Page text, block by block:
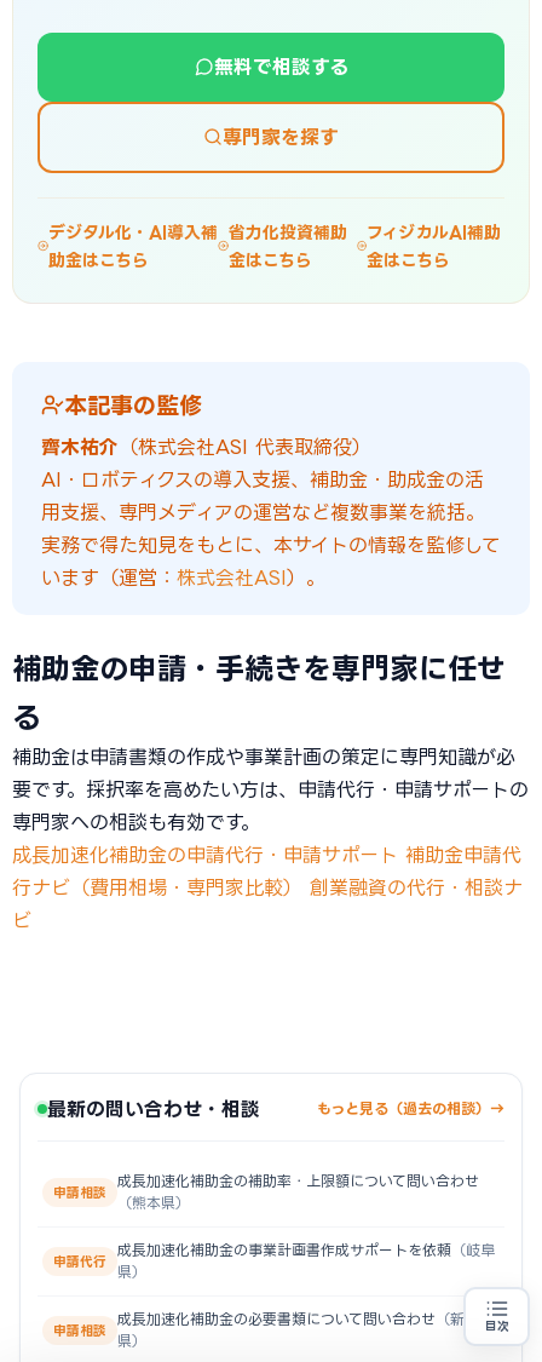
無料で相談する
専門家を探す
デジタル化・AI導入補
助金はこちら
省力化投資補助
金はこちら
フィジカルAI補助
金はこちら
本記事の監修
齊木祐介 （株式会社ASI 代表取締役）
AI・ロボティクスの導入支援、補助金・助成金の活
用支援、専門メディアの運営など複数事業を統括。
実務で得た知見をもとに、本サイトの情報を監修して
います（運営： 株式会社ASI）。
補助金の申請・手続きを専門家に任せ
る
補助金は申請書類の作成や事業計画の策定に専門知識が必
要です。採択率を高めたい方は、申請代行・申請サポートの
専門家への相談も有効です。
成長加速化補助金の申請代行・申請サポート 補助金申請代
行ナビ（費用相場・専門家比較）
創業融資の代行・相談ナ
ビ
目次
最新の問い合わせ・相談 もっと見る（過去の相談）→
申請相談
成長加速化補助金の補助率・上限額について問い合わせ
（熊本県）
申請代行
成長加速化補助金の事業計画書作成サポートを依頼 （岐阜
県）
申請相談
成長加速化補助金の必要書類について問い合わせ （新潟
県）
売上100億円を目指す方